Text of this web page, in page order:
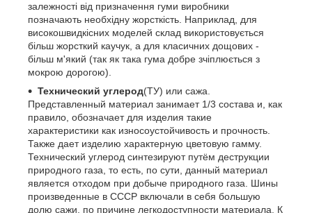
залежності від призначення гуми виробники
позначають необхідну жорсткість. Наприклад, для
високошвидкісних моделей склад використовується
більш жорсткий каучук, а для класичних дощових -
більш м'який (так як така гума добре зчіплюється з
мокрою дорогою).
Технический углерод(ТУ) или сажа.
Представленный материал занимает 1/3 состава и, как
правило, обозначает для изделия такие
характеристики как износоустойчивость и прочность.
Также дает изделию характерную цветовую гамму.
Технический углерод синтезируют путём деструкции
природного газа, то есть, по сути, данный материал
является отходом при добыче природного газа. Шины
произведенные в СССР включали в себя большую
долю сажи, по причине легкодоступности материала. К